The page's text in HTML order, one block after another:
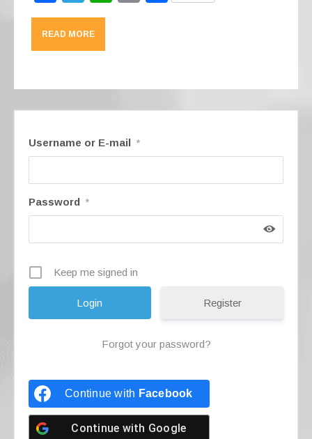
a
c
e
o
k
el
e
gr
m p
READ MORE
Username or E-mail *
Password *
Keep me signed in
Register
Forgot your password?
Continue with Facebook
Continue with Google